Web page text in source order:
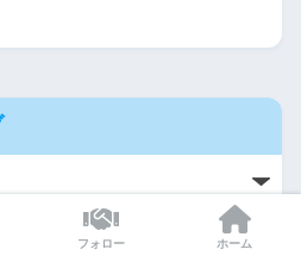
フォロー ホーム